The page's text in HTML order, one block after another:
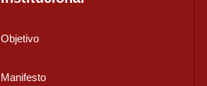
Objetivo
Manifesto